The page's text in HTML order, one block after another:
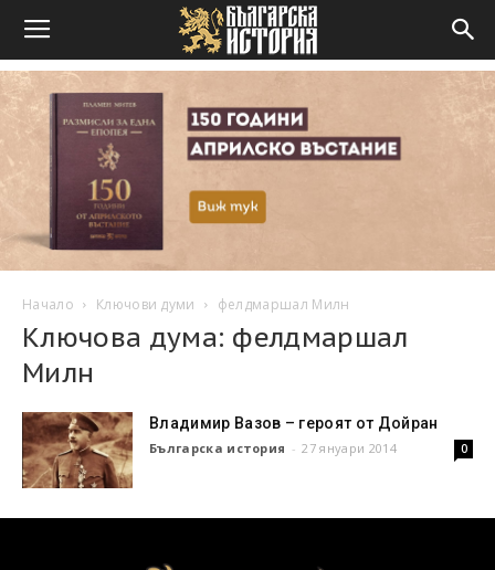
Начало Ключови думи фелдмаршал Милн
Ключова дума: фелдмаршал
Милн
Владимир Вазов – героят от Дойран
Българска история - 27 януари 2014 0